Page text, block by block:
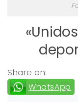
Share on:
WhatsApp